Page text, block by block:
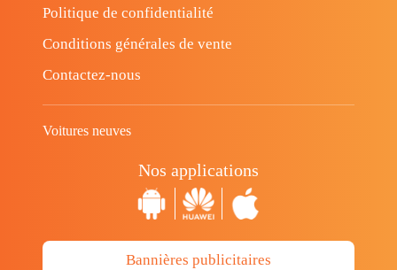
Politique de confidentialité
Conditions générales de vente
Contactez-nous
Voitures neuves
Nos applications
Bannières publicitaires